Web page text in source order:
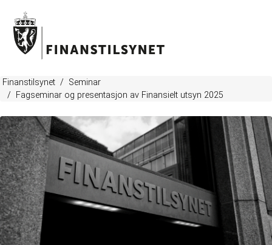
Finanstilsynet
Seminar
Fagseminar og presentasjon av Finansielt utsyn 2025